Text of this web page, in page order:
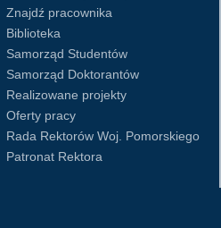
Znajdź pracownika
Biblioteka
Samorząd Studentów
Samorząd Doktorantów
Realizowane projekty
Oferty pracy
Rada Rektorów Woj. Pomorskiego
Patronat Rektora